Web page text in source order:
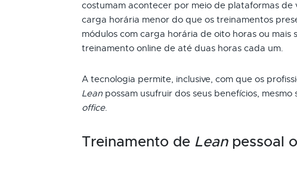
costumam acontecer por meio de plataformas de
carga horária menor do que os treinamentos
módulos com carga horária de oito horas ou mais
treinamento online de até duas horas cada um.
A tecnologia permite, inclusive, com que os
Lean possam usufruir dos seus benefícios,
office.
Treinamento de Leanpessoal